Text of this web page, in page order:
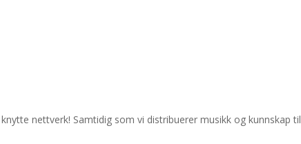
nettverk! Samtidig som vi distribuerer musikk og kunnskap til